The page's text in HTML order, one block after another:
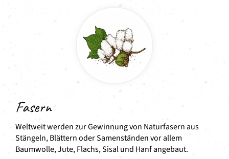
Fasern
Weltweit werden zur Gewinnung von Naturfasern aus
Stängeln, Blättern oder Samenständen vor allem
Baumwolle, Jute, Flachs, Sisal und Hanf angebaut.